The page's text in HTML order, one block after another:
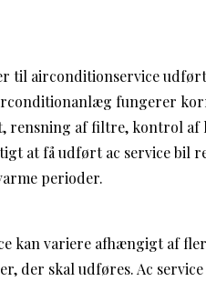
til airconditionservice
fungerer
rensning af filtre, kontrol
at få udført ac service bil
perioder.
kan variere afhængigt af
der skal udføres. Ac